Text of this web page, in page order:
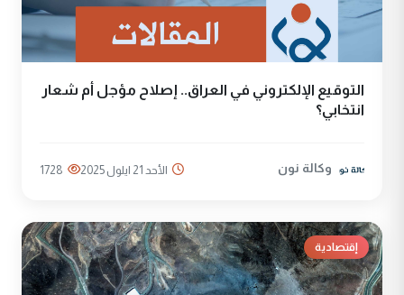
التوقيع الإلكتروني في العراق.. إصلاح مؤجل أم شعار
انتخابي؟
وكالة نون الأحد 21 ايلول 2025 1728
إقتصادية